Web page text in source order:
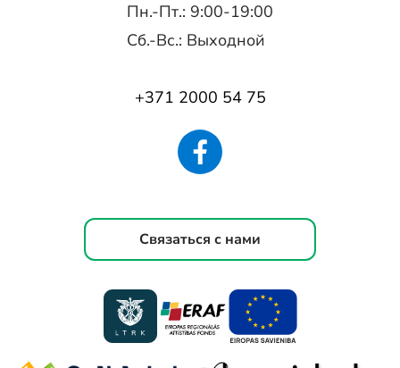
Пн.-Пт.: 9:00-19:00
Сб.-Вс.: Выходной
+371 2000 54 75
Связаться с нами